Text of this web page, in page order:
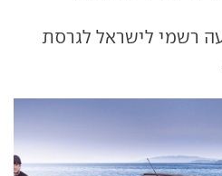
רשמי לישראל לגרסת